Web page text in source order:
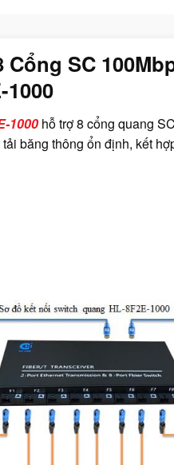
SC
1000
1000hỗ trợ 8 cổng quang
băng thông ổn định, kết